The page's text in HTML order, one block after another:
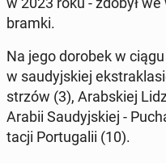
bramki.
Na jego dorobek w
w sau­dyj­skiej
strzów (3), Arab­skiej
Arabii Sau­dyj­skiej -
ta­cji Por­tu­ga­lii (10).